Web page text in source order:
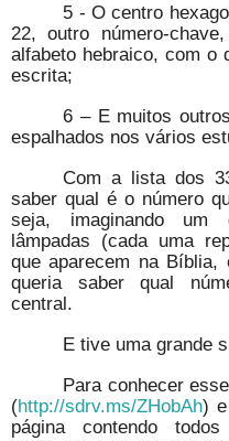
5 - O centro
22, outro número-
alfabeto hebraico, com o
escrita;
6 – E muitos
espalhados nos vários
Com a lista dos
saber qual é o número
seja, imaginando um
lâmpadas (cada uma
que aparecem na Bíblia,
queria saber qual
central.
E tive uma grande
Para conhecer
(http://sdrv.ms/ZHobAh)
página contendo